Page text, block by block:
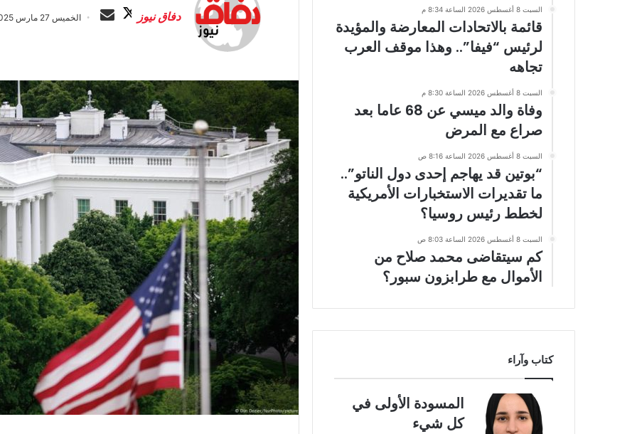
دفاق نيوز
ا
ب
ل
ى
X
ر
ي
د
ا
إ
ل
ك
ر
و
ن
ي
ا
الخميس 27 مارس 2025 الساعة 4:41 ص
السبت 8 أغسطس 2026 الساعة 8:34 م
قائمة بالاتحادات المعارضة والمؤيدة
لرئيس “فيفا”.. وهذا موقف العرب
تجاهه
السبت 8 أغسطس 2026 الساعة 8:30 م
وفاة والد ميسي عن 68 عاما بعد
صراع مع المرض
السبت 8 أغسطس 2026 الساعة 8:16 ص
“بوتين قد يهاجم إحدى دول الناتو”..
ما تقديرات الاستخبارات الأمريكية
لخطط رئيس روسيا؟
السبت 8 أغسطس 2026 الساعة 8:03 ص
كم سيتقاضى محمد صلاح من
الأموال مع طرابزون سبور؟
كتاب وآراء
المسودة الأولى في
كل شيء